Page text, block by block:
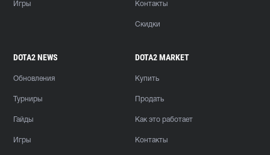
Игры Контакты
Скидки
DOTA2 NEWS
Обновления
Турниры
Гайды
Игры
DOTA2 MARKET
Купить
Продать
Как это работает
Контакты